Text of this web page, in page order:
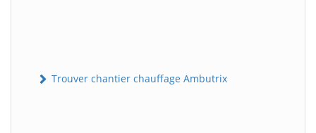
Trouver chantier chauffage Ambutrix